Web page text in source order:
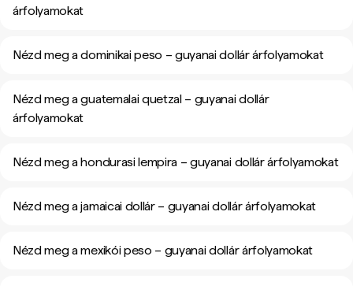
árfolyamokat
Nézd meg a dominikai peso – guyanai dollár árfolyamokat
Nézd meg a guatemalai quetzal – guyanai dollár
árfolyamokat
Nézd meg a hondurasi lempira – guyanai dollár árfolyamokat
Nézd meg a jamaicai dollár – guyanai dollár árfolyamokat
Nézd meg a mexikói peso – guyanai dollár árfolyamokat